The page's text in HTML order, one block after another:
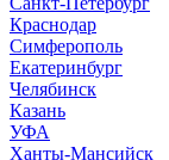
Краснодар
Симферополь
Екатеринбург
Челябинск
Казань
УФА
Ханты-Мансийск